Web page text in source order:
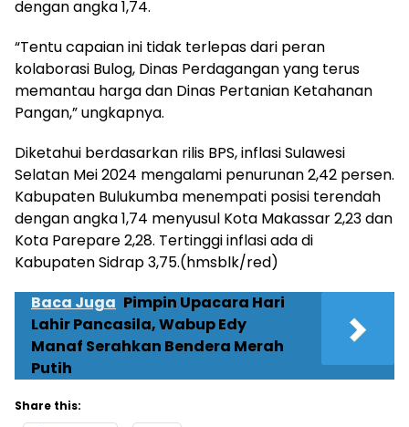
dengan angka 1,74.
“Tentu capaian ini tidak terlepas dari peran
kolaborasi Bulog, Dinas Perdagangan yang terus
memantau harga dan Dinas Pertanian Ketahanan
Pangan,” ungkapnya.
Diketahui berdasarkan rilis BPS, inflasi Sulawesi
Selatan Mei 2024 mengalami penurunan 2,42 persen.
Kabupaten Bulukumba menempati posisi terendah
dengan angka 1,74 menyusul Kota Makassar 2,23 dan
Kota Parepare 2,28. Tertinggi inflasi ada di
Kabupaten Sidrap 3,75.(hmsblk/red)
Baca Juga Pimpin Upacara Hari
Lahir Pancasila, Wabup Edy
Manaf Serahkan Bendera Merah
Putih
Share this: